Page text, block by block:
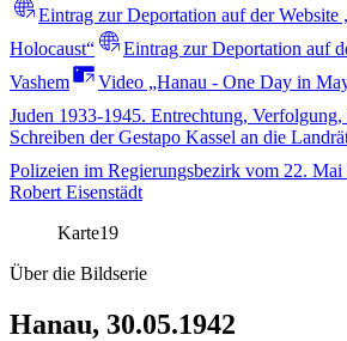
Eintrag zur Deportation auf der Website
Holocaust“
Eintrag zur Deportation auf
Vashem
Video „Hanau - One Day in
Juden 1933-1945. Entrechtung,
Schreiben der Gestapo Kassel an die
Polizeien im Regierungsbezirk vom 22. Mai
Robert Eisenstädt
Karte19
Über die Bildserie
Hanau, 30.05.1942